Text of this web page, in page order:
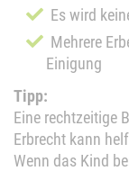
Es wird
Mehrere
Einigung
Tipp:
Eine rechtzeitige
Erbrecht kann
Wenn das Kind